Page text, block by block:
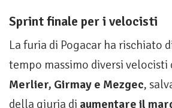
Sprint finale per i velocisti
La furia di Pogacar ha rischiato
tempo massimo diversi velocisti
Merlier, Girmay e Mezgec,
della giuria di aumentare il